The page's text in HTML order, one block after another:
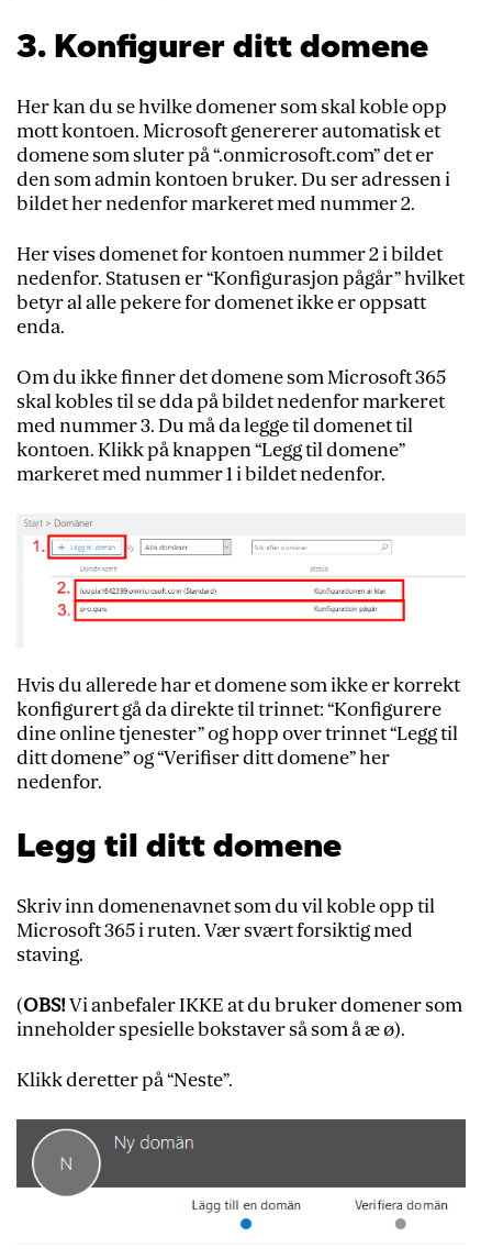
3. Konfigurer ditt domene
Her kan du se hvilke domener som skal koble opp
mott kontoen. Microsoft genererer automatisk et
domene som sluter på “.onmicrosoft.com” det er
den som admin kontoen bruker. Du ser adressen i
bildet her nedenfor markeret med nummer 2.
Her vises domenet for kontoen nummer 2 i bildet
nedenfor. Statusen er “Konfigurasjon pågår” hvilket
betyr al alle pekere for domenet ikke er oppsatt
enda.
Om du ikke finner det domene som Microsoft 365
skal kobles til se dda på bildet nedenfor markeret
med nummer 3. Du må da legge til domenet til
kontoen. Klikk på knappen “Legg til domene”
markeret med nummer 1 i bildet nedenfor.
Hvis du allerede har et domene som ikke er korrekt
konfigurert gå da direkte til trinnet: “Konfigurere
dine online tjenester” og hopp over trinnet “Legg til
ditt domene” og “Verifiser ditt domene” her
nedenfor.
Legg til ditt domene
Skriv inn domenenavnet som du vil koble opp til
Microsoft 365 i ruten. Vær svært forsiktig med
staving.
(OBS!Vi anbefaler IKKE at du bruker domener som
inneholder spesielle bokstaver så som å æ ø).
Klikk deretter på “Neste”.